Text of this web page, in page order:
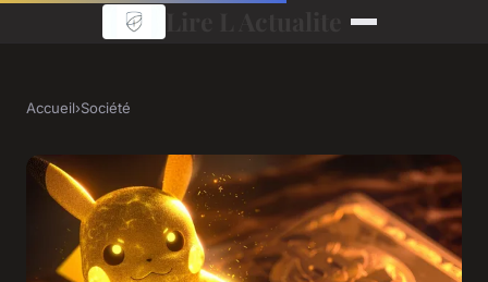
Accueil›Société